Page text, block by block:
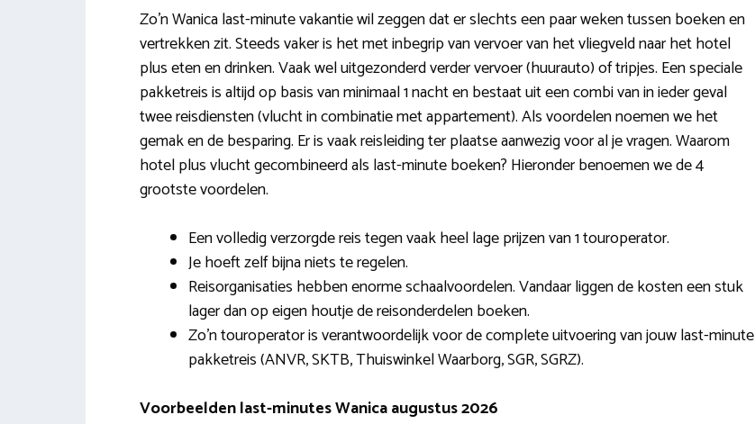
Zo’n Wanica last-minute vakantie wil zeggen dat er slechts een paar weken tussen boeken en
vertrekken zit. Steeds vaker is het met inbegrip van vervoer van het vliegveld naar het hotel
plus eten en drinken. Vaak wel uitgezonderd verder vervoer (huurauto) of tripjes. Een speciale
pakketreis is altijd op basis van minimaal 1 nacht en bestaat uit een combi van in ieder geval
twee reisdiensten (vlucht in combinatie met appartement). Als voordelen noemen we het
gemak en de besparing. Er is vaak reisleiding ter plaatse aanwezig voor al je vragen. Waarom
hotel plus vlucht gecombineerd als last-minute boeken? Hieronder benoemen we de 4
grootste voordelen.
Een volledig verzorgde reis tegen vaak heel lage prijzen van 1 touroperator.
Je hoeft zelf bijna niets te regelen.
Reisorganisaties hebben enorme schaalvoordelen. Vandaar liggen de kosten een stuk
lager dan op eigen houtje de reisonderdelen boeken.
Zo’n touroperator is verantwoordelijk voor de complete uitvoering van jouw last-minute
pakketreis (ANVR, SKTB, Thuiswinkel Waarborg, SGR, SGRZ).
Voorbeelden last-minutes Wanica augustus 2026